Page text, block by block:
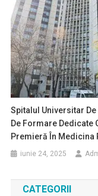
Spitalul Universitar
De Formare
Premieră În Medicina
iunie 24, 2025
CATEGORII